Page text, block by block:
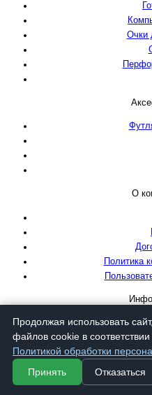
Продолжая использовать
файлов cookie в соответствии
Политикой обработки
Принять
Отказаться
Очки
О
Политика
Как
Условия